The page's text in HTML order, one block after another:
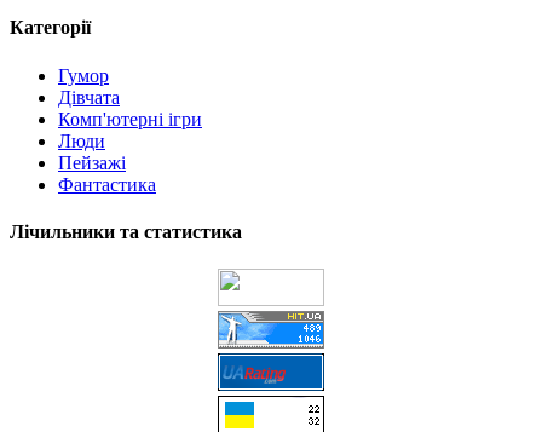
Категорії
Гумор
Дівчата
Комп'ютерні ігри
Люди
Пейзажі
Фантастика
Лічильники та статистика